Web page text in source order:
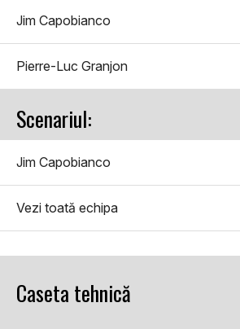
Jim Capobianco
Pierre-Luc Granjon
Scenariul:
Jim Capobianco
Vezi toată echipa
Caseta tehnică